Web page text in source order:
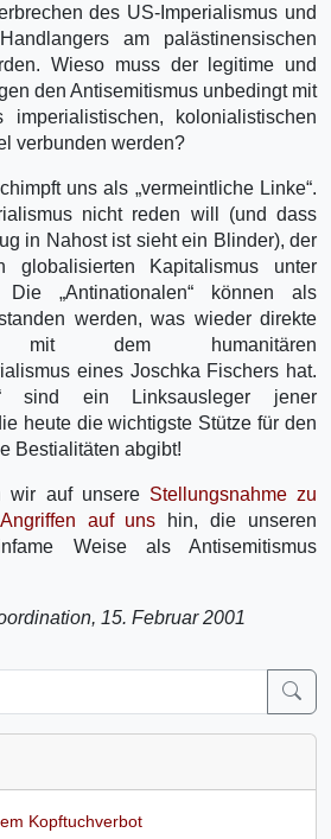
des US-Imperialismus und
am palästinensischen
Wieso muss der legitime und
den Antisemitismus unbedingt mit
kolonialistischen
verbunden werden?
uns als „vermeintliche Linke“.
nicht reden will (und dass
in Nahost ist sieht ein Blinder), der
globalisierten Kapitalismus unter
„Antinationalen“ können als
werden, was wieder direkte
mit dem humanitären
eines Joschka Fischers hat.
sind ein Linksausleger jener
heute die wichtigste Stütze für den
Bestialitäten abgibt!
wir auf unsere Stellungsnahme zu
auf uns
hin, die unseren
Weise als Antisemitismus
15. Februar 2001
Kopftuchverbot